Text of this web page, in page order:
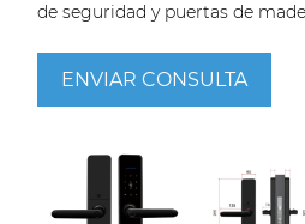
de seguridad y puertas de
para diversas configuraciones
ENVIAR CONSULTA